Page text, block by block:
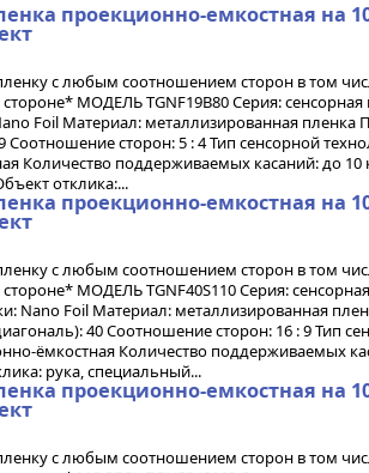
проекционно-емкостная на
с любым соотношением сторон в том
МОДЕЛЬ TGNF19B80 Серия: сенсорная
Foil Материал: металлизированная
Соотношение сторон: 5 : 4 Тип сенсорной
Количество поддерживаемых касаний: до 10
отклика:...
проекционно-емкостная на
с любым соотношением сторон в том
МОДЕЛЬ TGNF40S110 Серия:
Nano Foil Материал: металлизированная
40 Соотношение сторон: 16 : 9 Тип
ёмкостная Количество поддерживаемых
рука, специальный...
проекционно-емкостная на
с любым соотношением сторон в том